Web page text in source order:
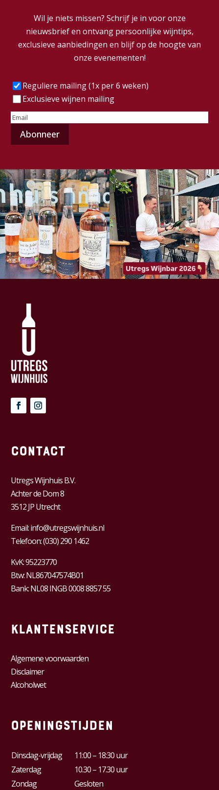
Wil je niets missen? Schrijf je in voor onze
nieuwsbrief en ontvang persoonlijke wijntips,
exclusieve aanbiedingen en blijf op de hoogte van
onze evenementen!
Frequentie(Vereist)
Reguliere mailing (1x per 6 weken)
Exclusieve wijnen mailing
E-
mailadres
Contact
Utregs Wijnhuis B.V.
Achter de Dom 8
3512 JP Utrecht
Email:info@utregswijnhuis.nl
Telefoon:(030) 290 1462
KvK:95223770
Btw:NL867047574B01
Bank: NL08 INGB 0008 8857 55
Klantenservice
Algemene voorwaarden
Disclaimer
Alcoholwet
Openingstijden
Dinsdag-vrijdag
11:00 – 18:30 uur
Zaterdag
10.30 – 17.30 uur
Zondag
Gesloten